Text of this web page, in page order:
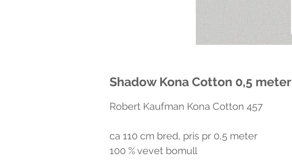
Shadow Kona Cotton 0,5 meter
Robert Kaufman Kona Cotton 457
ca 110 cm bred, pris pr 0,5 meter
100 % vevet bomull